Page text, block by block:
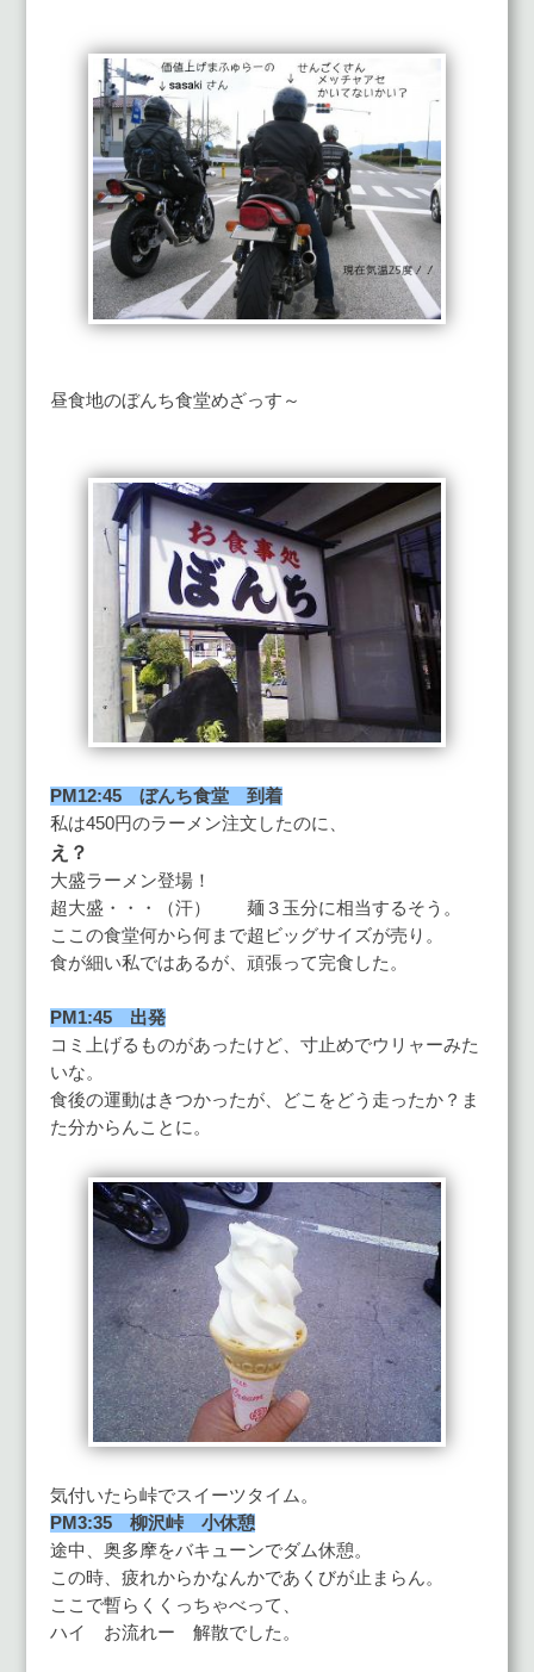
昼食地のぼんち食堂めざっす～
PM12:45 ぼんち食堂 到着
私は450円のラーメン注文したのに、
え？
大盛ラーメン登場！
超大盛・・・（汗） 麺３玉分に相当するそう。
ここの食堂何から何まで超ビッグサイズが売り。
食が細い私ではあるが、頑張って完食した。
PM1:45 出発
コミ上げるものがあったけど、寸止めでウリャーみた
いな。
食後の運動はきつかったが、どこをどう走ったか？ま
た分からんことに。
気付いたら峠でスイーツタイム。
PM3:35 柳沢峠 小休憩
途中、奥多摩をバキューンでダム休憩。
この時、疲れからかなんかであくびが止まらん。
ここで暫らくくっちゃべって、
ハイ お流れー 解散でした。